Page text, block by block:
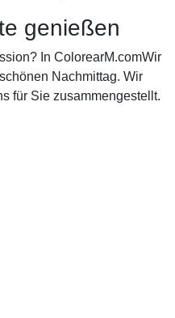
genießen
In ColorearM.comWir
Nachmittag. Wir
für Sie zusammengestellt.